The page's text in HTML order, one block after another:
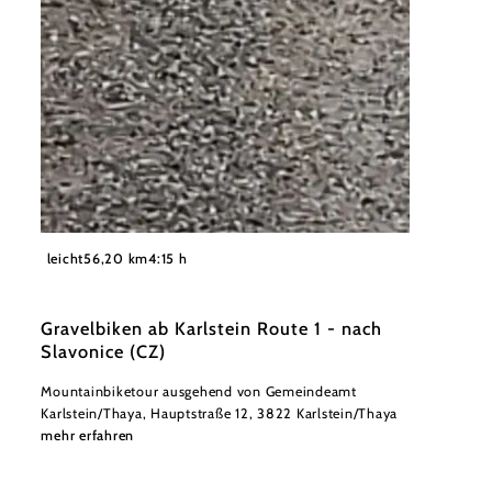
©
Andreas Sogerer
leicht56,20 km4:15 h
Gravelbiken ab Karlstein Route 1 - nach
Slavonice (CZ)
Mountainbiketour ausgehend von Gemeindeamt
Karlstein/Thaya, Hauptstraße 12, 3822 Karlstein/Thaya
mehr erfahren